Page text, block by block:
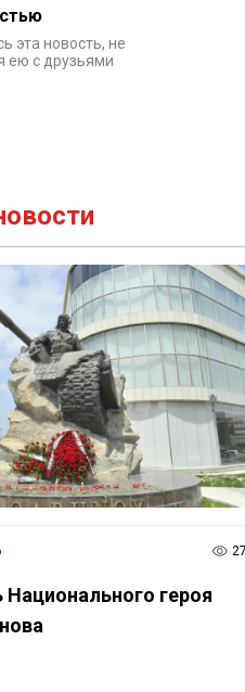
эта новость, не
ею с друзьями
героя